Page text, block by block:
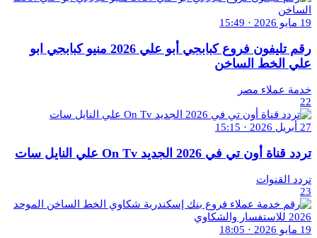
19 مايو 2026 · 15:49
رقم تليفون فروع كبابجي أبو علي 2026 منيو كبابجي ابو
علي الخط الساخن
خدمة عملاء مصر
22
27 أبريل 2026 · 15:15
تردد قناة أون تي في 2026 الجديد On Tv علي النايل سات
تردد القنوات
23
19 مايو 2026 · 18:05